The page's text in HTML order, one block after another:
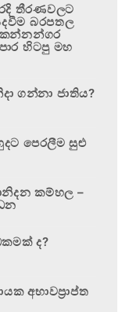
තීරණවලට
බරපතල
කන්නන්ගර
හිටපු මහ
ගන්නා ජාතිය?
පෙරලීම සුළු
කම්හල –
ද?
අභාවප්‍රාප්ත